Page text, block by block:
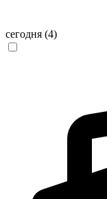
сегодня (4)